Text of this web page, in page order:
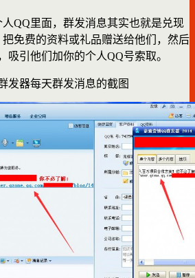
QQ里面，群发消息其实也就是兑现
免费的资料或礼品赠送给他们，然后
吸引他们加你的个人QQ号索取。
发器每天群发消息的截图